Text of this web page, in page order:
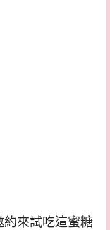
約來試吃這蜜糖